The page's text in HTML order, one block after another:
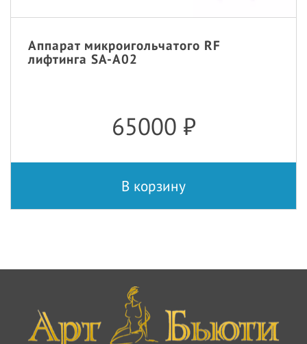
Аппарат микроигольчатого RF
лифтинга SA-A02
65000 ₽
В корзину